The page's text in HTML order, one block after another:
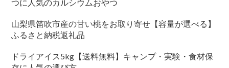
つに人気のカルシウムおやつ
山梨県笛吹市産の甘い桃をお取り寄せ【容量が選べる】
ふるさと納税返礼品
ドライアイス5kg【送料無料】キャンプ・実験・食材保